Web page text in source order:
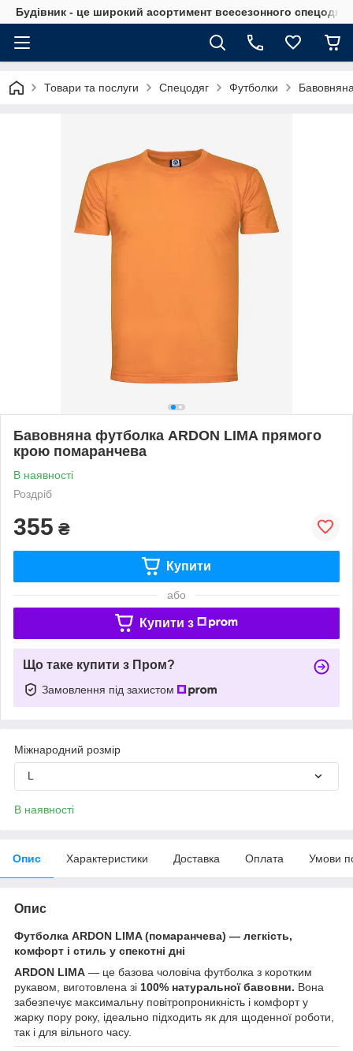
Будівник - це широкий асортимент всесезонного спецодягу
Товари та послуги Спецодяг Футболки
Бавовняна футболка ARDON LIMA прямого
крою помаранчева
В наявності
Роздріб
355 ₴
Купити
або
Купити з
Що таке купити з Пром?
Замовлення під захистом
Міжнародний розмір
L
В наявності
Опис Характеристики Доставка Оплата Умови
Опис
Футболка ARDON LIMA (помаранчева) — легкість,
комфорт і стиль у спекотні дні
ARDON LIMA — це базова чоловіча футболка з коротким
рукавом, виготовлена зі 100% натуральної бавовни. Вона
забезпечує максимальну повітропроникність і комфорт у
жарку пору року, ідеально підходить як для щоденної роботи,
так і для вільного часу.